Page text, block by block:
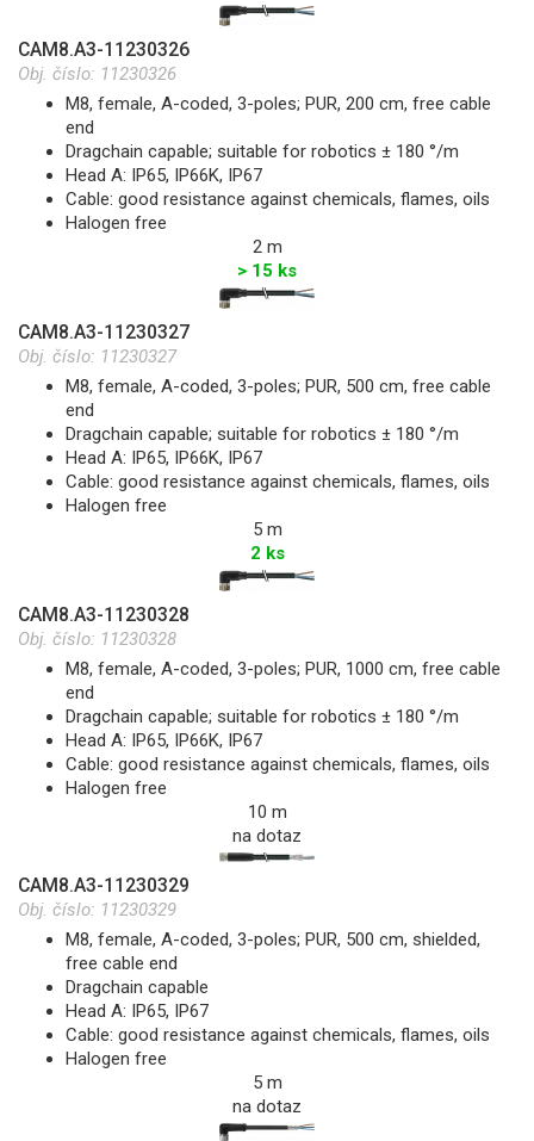
CAM8.A3-11230326
Obj. číslo: 11230326
M8, female, A-coded, 3-poles; PUR, 200 cm, free cable
end
Dragchain capable; suitable for robotics ± 180 °/m
Head A: IP65, IP66K, IP67
Cable: good resistance against chemicals, flames, oils
Halogen free
2 m
> 15 ks
CAM8.A3-11230327
Obj. číslo: 11230327
M8, female, A-coded, 3-poles; PUR, 500 cm, free cable
end
Dragchain capable; suitable for robotics ± 180 °/m
Head A: IP65, IP66K, IP67
Cable: good resistance against chemicals, flames, oils
Halogen free
5 m
2 ks
CAM8.A3-11230328
Obj. číslo: 11230328
M8, female, A-coded, 3-poles; PUR, 1000 cm, free cable
end
Dragchain capable; suitable for robotics ± 180 °/m
Head A: IP65, IP66K, IP67
Cable: good resistance against chemicals, flames, oils
Halogen free
10 m
na dotaz
CAM8.A3-11230329
Obj. číslo: 11230329
M8, female, A-coded, 3-poles; PUR, 500 cm, shielded,
free cable end
Dragchain capable
Head A: IP65, IP67
Cable: good resistance against chemicals, flames, oils
Halogen free
5 m
na dotaz